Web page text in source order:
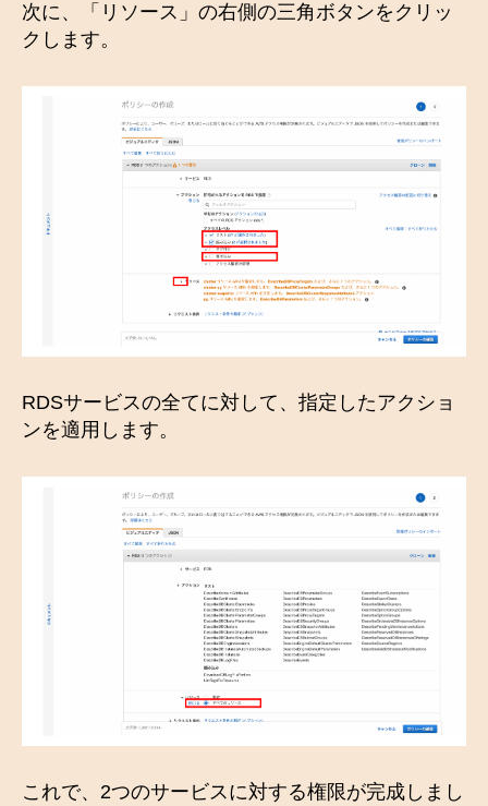
次に、「リソース」の右側の三角ボタンをクリッ
クします。
RDSサービスの全てに対して、指定したアクショ
ンを適用します。
これで、2つのサービスに対する権限が完成しまし